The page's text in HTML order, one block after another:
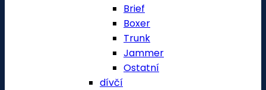
Brief
Boxer
Trunk
Jammer
Ostatní
dívčí